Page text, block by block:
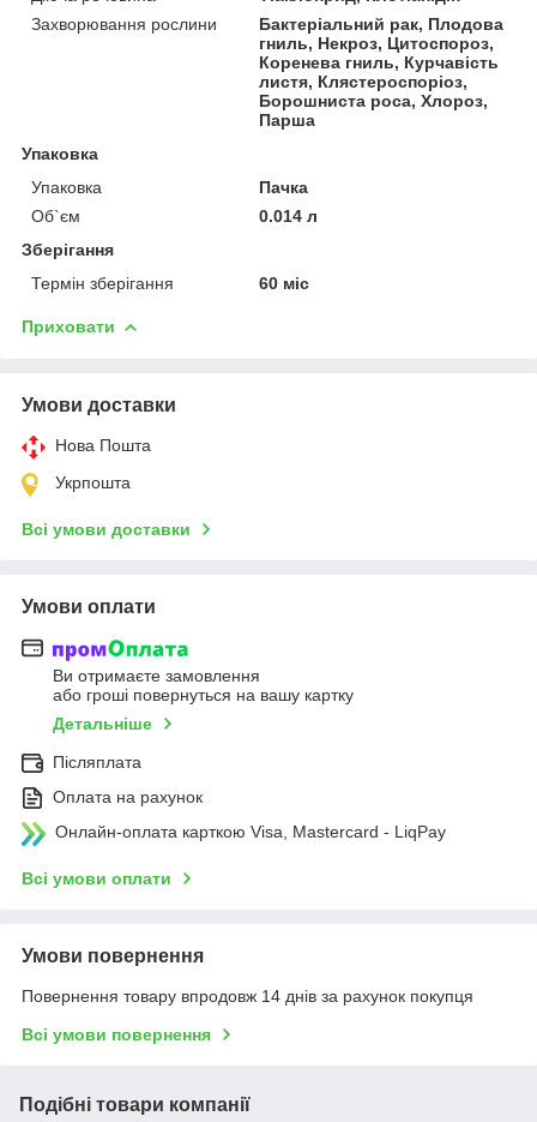
Захворювання рослини
Бактеріальний рак, Плодова
гниль, Некроз, Цитоспороз,
Коренева гниль, Курчавість
листя, Клястероспоріоз,
Борошниста роса, Хлороз,
Парша
Упаковка
Упаковка
Пачка
Об`єм
0.014 л
Зберігання
Термін зберігання
60 міс
Приховати
Умови доставки
Нова Пошта
Укрпошта
Всі умови доставки
Умови оплати
Ви отримаєте замовлення
або гроші повернуться на вашу картку
Детальніше
Післяплата
Оплата на рахунок
Онлайн-оплата карткою Visa, Mastercard - LiqPay
Всі умови оплати
Умови повернення
Повернення товару впродовж 14 днів за рахунок покупця
Всі умови повернення
Подібні товари компанії